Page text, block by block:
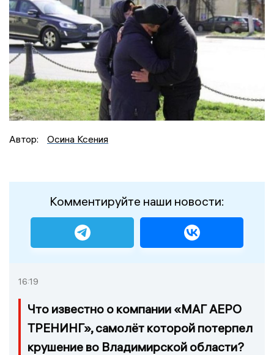
Автор: Осина Ксения
Комментируйте наши новости:
16:19
Что известно о компании «МАГ АЕРО
ТРЕНИНГ», самолёт которой потерпел
крушение во Владимирской области?